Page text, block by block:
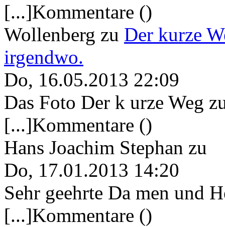
[...]Kommentare ()
Wollenberg zu Der kurze
irgendwo.
Do, 16.05.2013 22:09
Das Foto Der k urze Weg
[...]Kommentare ()
Hans Joachim Stephan zu
Do, 17.01.2013 14:20
Sehr geehrte Da men und
[...]Kommentare ()